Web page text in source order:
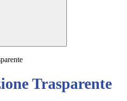
Trasparente